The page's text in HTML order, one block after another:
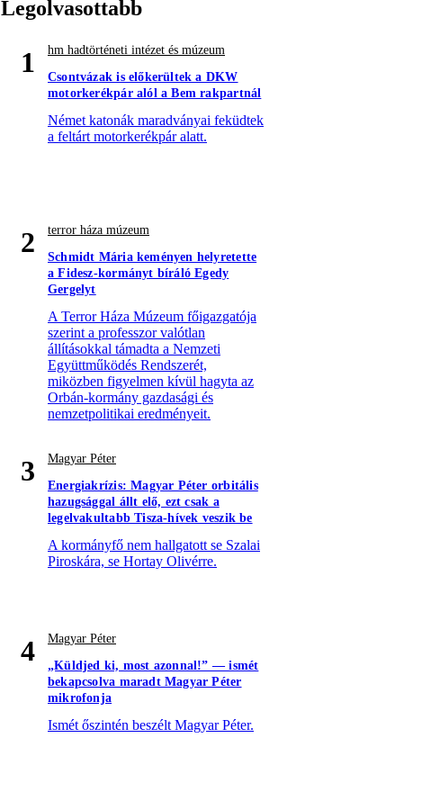
Legolvasottabb
1
hm hadtörténeti intézet és múzeum
Csontvázak is előkerültek a DKW
motorkerékpár alól a Bem rakpartnál
Német katonák maradványai feküdtek
a feltárt motorkerékpár alatt.
2
terror háza múzeum
Schmidt Mária keményen helyretette
a Fidesz-kormányt bíráló Egedy
Gergelyt
A Terror Háza Múzeum főigazgatója
szerint a professzor valótlan
állításokkal támadta a Nemzeti
Együttműködés Rendszerét,
miközben figyelmen kívül hagyta az
Orbán-kormány gazdasági és
nemzetpolitikai eredményeit.
3
Magyar Péter
Energiakrízis: Magyar Péter orbitális
hazugsággal állt elő, ezt csak a
legelvakultabb Tisza-hívek veszik be
A kormányfő nem hallgatott se Szalai
Piroskára, se Hortay Olivérre.
4
Magyar Péter
„Küldjed ki, most azonnal!” — ismét
bekapcsolva maradt Magyar Péter
mikrofonja
Ismét őszintén beszélt Magyar Péter.